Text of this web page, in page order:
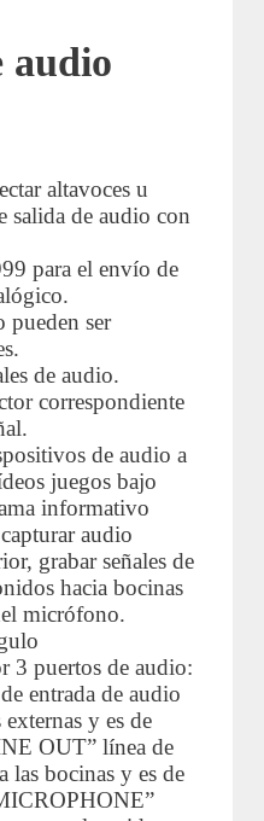
audio
altavoces u
salida de audio con
para el envío de
pueden ser
de audio.
correspondiente
de audio a
juegos bajo
informativo
audio
grabar señales de
hacia bocinas
micrófono.
3 puertos de audio:
entrada de audio
y es de
OUT” línea de
las bocinas y es de